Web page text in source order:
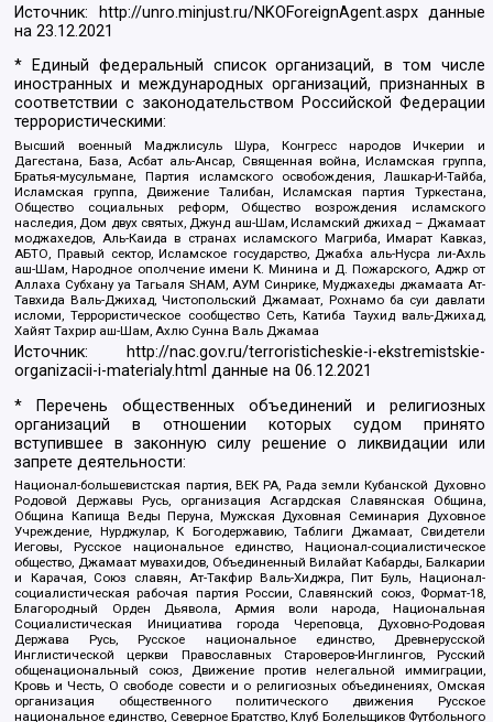
Источник: http://unro.minjust.ru/NKOForeignAgent.aspxданные
на23.12.2021
* Единый федеральный список организаций, в том числе
иностранных и международных организаций, признанных в
соответствии с законодательством Российской Федерации
террористическими:
Высший военный Маджлисуль Шура, Конгресс народов Ичкерии и
Дагестана, База, Асбат аль-Ансар, Священная война, Исламская группа,
Братья-мусульмане, Партия исламского освобождения, Лашкар-И-Тайба,
Исламская группа, Движение Талибан, Исламская партия Туркестана,
Общество социальных реформ, Общество возрождения исламского
наследия, Дом двух святых, Джунд аш-Шам, Исламский джихад – Джамаат
моджахедов, Аль-Каида в странах исламского Магриба, Имарат Кавказ,
АБТО, Правый сектор, Исламское государство, Джабха аль-Нусра ли-Ахль
аш-Шам, Народное ополчение имени К. Минина и Д. Пожарского, Аджр от
Аллаха Субхану уа Тагьаля SHAM, АУМ Синрике, Муджахеды джамаата Ат-
Тавхида Валь-Джихад, Чистопольский Джамаат, Рохнамо ба суи давлати
исломи, Террористическое сообщество Сеть, Катиба Таухид валь-Джихад,
Хайят Тахрир аш-Шам, Ахлю Сунна Валь Джамаа
Источник:
http://nac.gov.ru/terroristicheskie-i-ekstremistskie-
organizacii-i-materialy.html данные на06.12.2021
* Перечень общественных объединений и религиозных
организаций в отношении которых судом принято
вступившее в законную силу решение о ликвидации или
запрете деятельности:
Национал-большевистская партия, ВЕК РА, Рада земли Кубанской Духовно
Родовой Державы Русь, организация Асгардская Славянская Община,
Община Капища Веды Перуна, Мужская Духовная Семинария Духовное
Учреждение, Нурджулар, К Богодержавию, Таблиги Джамаат, Свидетели
Иеговы, Русское национальное единство, Национал-социалистическое
общество, Джамаат мувахидов, Объединенный Вилайат Кабарды, Балкарии
и Карачая, Союз славян, Ат-Такфир Валь-Хиджра, Пит Буль, Национал-
социалистическая рабочая партия России, Славянский союз, Формат-18,
Благородный Орден Дьявола, Армия воли народа, Национальная
Социалистическая Инициатива города Череповца, Духовно-Родовая
Держава Русь, Русское национальное единство, Древнерусской
Инглистической церкви Православных Староверов-Инглингов, Русский
общенациональный союз, Движение против нелегальной иммиграции,
Кровь и Честь, О свободе совести и о религиозных объединениях, Омская
организация общественного политического движения Русское
национальное единство, Северное Братство, Клуб Болельщиков Футбольного